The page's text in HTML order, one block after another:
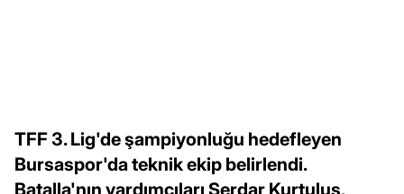
TFF 3. Lig'de şampiyonluğu hedefleyen
Bursaspor'da teknik ekip belirlendi.
Batalla'nın yardımcıları Serdar Kurtuluş,